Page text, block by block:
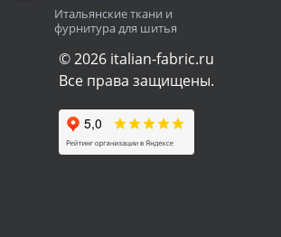
Итальянские ткани и
фурнитура для шитья
© 2026 italian-fabric.ru
Все права защищены.